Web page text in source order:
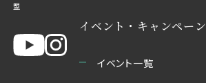
盟
イベント・キャンペーン
イベント一覧